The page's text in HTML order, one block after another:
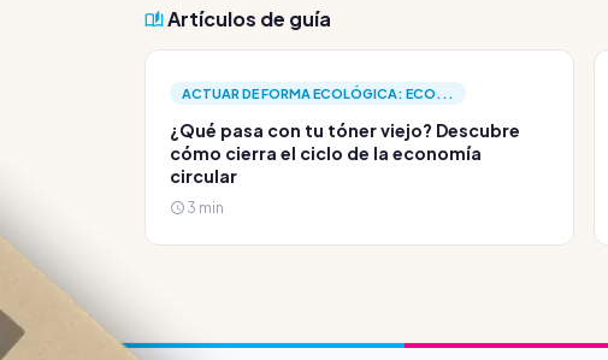
Artículos de guía
ACTUAR DE FORMA ECOLÓGICA: ECO...
¿Qué pasa con tu tóner viejo? Descubre
cómo cierra el ciclo de la economía
circular
3 min